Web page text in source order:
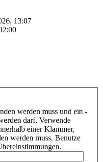
13:07
werden muss und ein -
darf. Verwende
einer Klammer,
werden muss. Benutze